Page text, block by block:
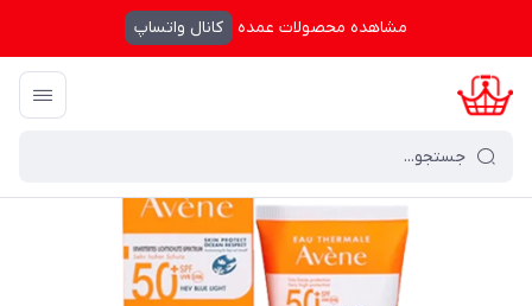
مشاهده محصولات عمده کانال واتساپ
کرال شاپینگ / بایگانی نوشته‌ها